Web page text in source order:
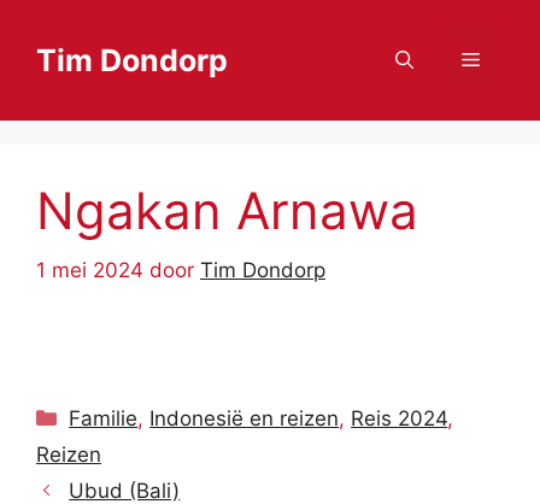
naarTim Dondorp Menu
Ngakan Arnawa
1 mei 2024 door Tim Dondorp
Categorieën
Familie, Indonesië en reizen, Reis 2024,
Reizen
Ubud (Bali)